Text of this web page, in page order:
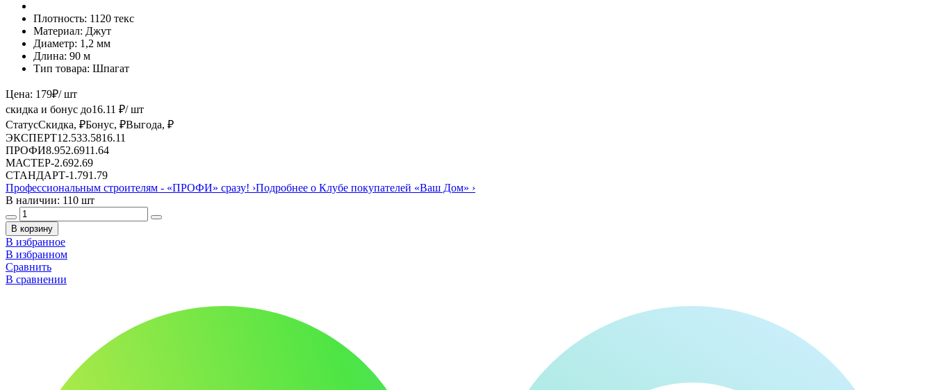
Плотность: 1120 текс
Материал: Джут
Диаметр: 1,2 мм
Длина: 90 м
Тип товара: Шпагат
Цена: 179₽/ шт
скидка и бонус до16.11 ₽/ шт
СтатусСкидка, ₽Бонус, ₽Выгода, ₽
ЭКСПЕРТ12.533.5816.11
ПРОФИ8.952.6911.64
МАСТЕР-2.692.69
СТАНДАРТ-1.791.79
Профессиональным строителям - «ПРОФИ» сразу! ›Подробнее о Клубе покупателей «Ваш Дом» ›
В наличии: 110 шт
В корзину
В избранное
В избранном
Сравнить
В сравнении